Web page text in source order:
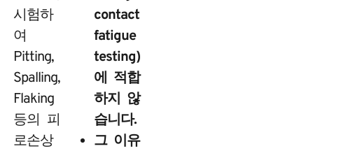
시험하
여
Pitting,
Spalling,
Flaking
등의 피
로손상
contact
fatigue
testing)
에 적합
하지 않
습니다.
그 이유